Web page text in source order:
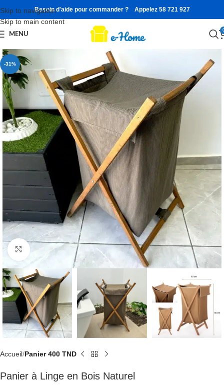
Skip to navigation
Skip to main content
Besoin d'aide pour commander ? Appelez 58 721 927
MENU
-31%
Click to enlarge
Accueil Panier 400 TND
Panier à Linge en Bois Naturel